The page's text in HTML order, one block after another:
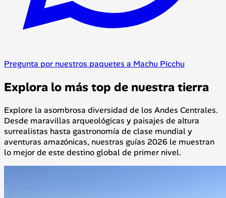
Pregunta por nuestros paquetes a Machu Picchu
Explora lo más top de nuestra tierra
Explore la asombrosa diversidad de los Andes Centrales.
Desde maravillas arqueológicas y paisajes de altura
surrealistas hasta gastronomía de clase mundial y
aventuras amazónicas, nuestras guías 2026 le muestran
lo mejor de este destino global de primer nivel.